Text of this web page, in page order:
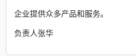
企业提供众多产品和服务。
负责人张华